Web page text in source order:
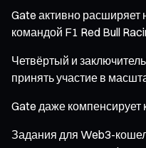
Gate активно расширяет
командой F1 Red Bull
Четвёртый и
принять участие в
Gate даже компенсирует
Задания для Web3-